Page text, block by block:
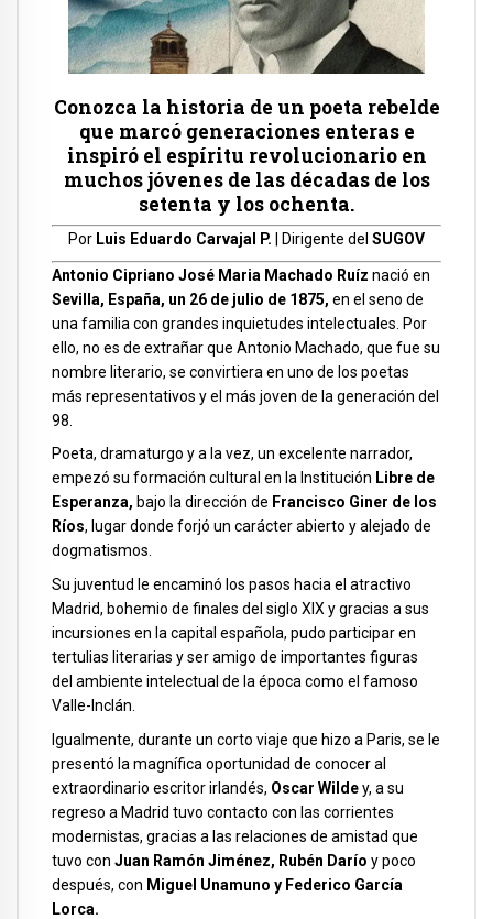
Conozca la historia de un poeta rebelde
que marcó generaciones enteras e
inspiró el espíritu revolucionario en
muchos jóvenes de las décadas de los
setenta y los ochenta.
Por Luis Eduardo Carvajal P. | Dirigente del SUGOV
Antonio Cipriano José Maria Machado Ruíz nació en
Sevilla, España, un 26 de julio de 1875, en el seno de
una familia con grandes inquietudes intelectuales. Por
ello, no es de extrañar que Antonio Machado, que fue su
nombre literario, se convirtiera en uno de los poetas
más representativos y el más joven de la generación del
98.
Poeta, dramaturgo y a la vez, un excelente narrador,
empezó su formación cultural en la Institución Libre de
Esperanza, bajo la dirección de Francisco Giner de los
Ríos, lugar donde forjó un carácter abierto y alejado de
dogmatismos.
Su juventud le encaminó los pasos hacia el atractivo
Madrid, bohemio de finales del siglo XIX y gracias a sus
incursiones en la capital española, pudo participar en
tertulias literarias y ser amigo de importantes figuras
del ambiente intelectual de la época como el famoso
Valle-Inclán.
Igualmente, durante un corto viaje que hizo a Paris, se le
presentó la magnífica oportunidad de conocer al
extraordinario escritor irlandés, Oscar Wildey, a su
regreso a Madrid tuvo contacto con las corrientes
modernistas, gracias a las relaciones de amistad que
tuvo con Juan Ramón Jiménez, Rubén Darío y poco
después, con Miguel Unamuno y Federico García
Lorca.